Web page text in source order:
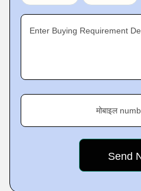
Pioneering:
Excellence in Export year after
In the year 1975, Mr. R.D.
and in 1977, the unit decided to
Enter Buying Requirement
मोबाइल